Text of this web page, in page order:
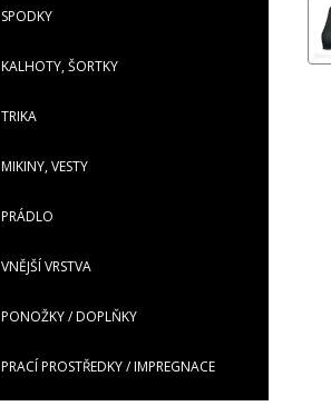
SPODKY
KALHOTY, ŠORTKY
TRIKA
MIKINY, VESTY
PRÁDLO
VNĚJŠÍ VRSTVA
PONOŽKY / DOPLŇKY
PRACÍ PROSTŘEDKY / IMPREGNACE